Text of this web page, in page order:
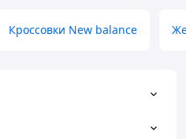
Кроссовки New balance